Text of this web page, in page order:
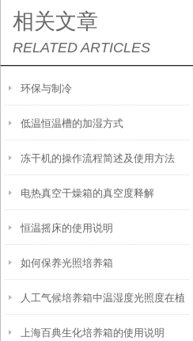
相关文章
RELATED ARTICLES
环保与制冷
低温恒温槽的加湿方式
冻干机的操作流程简述及使用方法
电热真空干燥箱的真空度释解
恒温摇床的使用说明
如何保养光照培养箱
人工气候培养箱中温湿度光照度在植
物生长的地位
上海百典生化培养箱的使用说明